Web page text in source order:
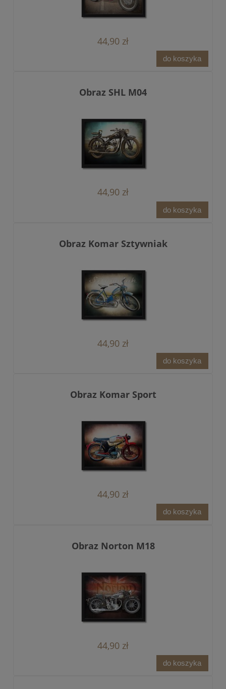
44,90 zł
do koszyka
Obraz SHL M04
44,90 zł
do koszyka
Obraz Komar Sztywniak
44,90 zł
do koszyka
Obraz Komar Sport
44,90 zł
do koszyka
Obraz Norton M18
44,90 zł
do koszyka